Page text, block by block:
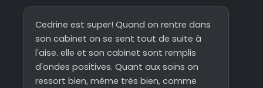
Cedrine est super! Quand on rentre dans
son cabinet on se sent tout de suite à
l'aise. elle et son cabinet sont remplis
d'ondes positives. Quant aux soins on
ressort bien, même très bien, comme